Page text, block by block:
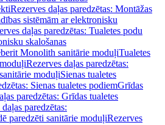
Rezerves daļas paredzētas: Montāžas
sistēmām ar elektronisku
daļas paredzētas: Tualetes podu
skalošanas
Monolith sanitārie moduļiTualetes
Rezerves daļas paredzētas:
moduļiSienas tualetes
Sienas tualetes podiemGrīdas
paredzētas: Grīdas tualetes
paredzētas:
paredzēti sanitārie moduļiRezerves